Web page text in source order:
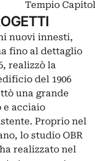
Tempio
nuovi innesti,
fino al dettaglio
realizzò la
del 1906
una grande
e acciaio
Proprio nel
lo studio OBR
realizzato nel